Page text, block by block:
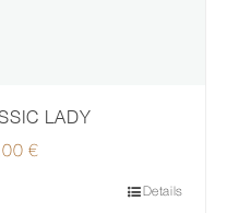
LADY
€
Details